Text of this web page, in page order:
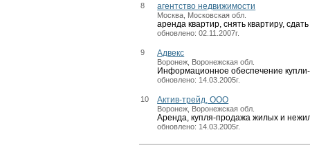
8 агентство недвижимости
Москва, Московская обл.
аренда квартир, снять квартиру,
обновлено: 02.11.2007г.
9 Адвекс
Воронеж, Воронежская обл.
Информационное обеспечение
обновлено: 14.03.2005г.
10 Актив-трейд, ООО
Воронеж, Воронежская обл.
Аренда, купля-продажа жилых и
обновлено: 14.03.2005г.